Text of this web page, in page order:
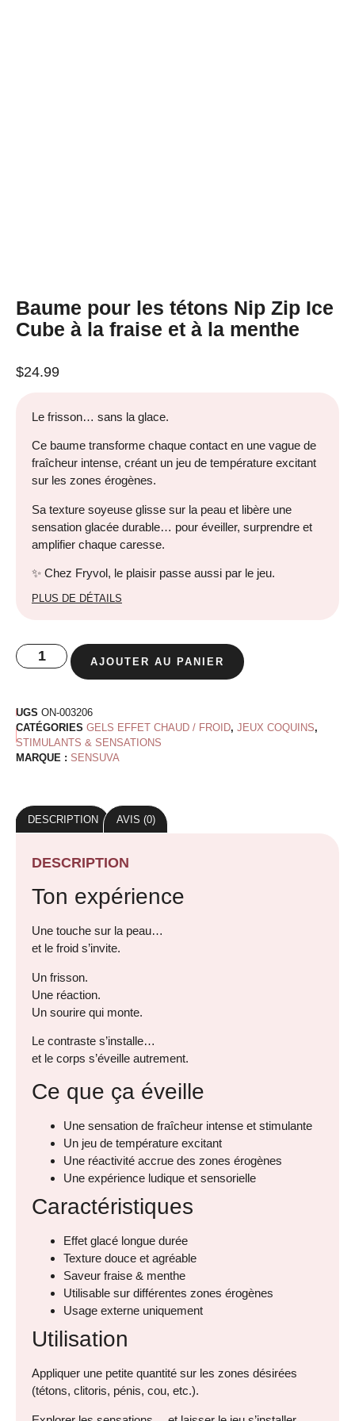
Baume pour les tétons Nip Zip Ice
Cube à la fraise et à la menthe
$24.99
Le frisson… sans la glace.
Ce baume transforme chaque contact en une vague de
fraîcheur intense, créant un jeu de température excitant
sur les zones érogènes.
Sa texture soyeuse glisse sur la peau et libère une
sensation glacée durable… pour éveiller, surprendre et
amplifier chaque caresse.
✨ Chez Fryvol, le plaisir passe aussi par le jeu.
PLUS DE DÉTAILS
AJOUTER AU PANIER
UGS ON-003206
CATÉGORIES GELS EFFET CHAUD / FROID, JEUX COQUINS,
STIMULANTS & SENSATIONS
MARQUE : SENSUVA
DESCRIPTION AVIS (0)
DESCRIPTION
Ton expérience
Une touche sur la peau…
et le froid s’invite.
Un frisson.
Une réaction.
Un sourire qui monte.
Le contraste s’installe…
et le corps s’éveille autrement.
Ce que ça éveille
Une sensation de fraîcheur intense et stimulante
Un jeu de température excitant
Une réactivité accrue des zones érogènes
Une expérience ludique et sensorielle
Caractéristiques
Effet glacé longue durée
Texture douce et agréable
Saveur fraise & menthe
Utilisable sur différentes zones érogènes
Usage externe uniquement
Utilisation
Appliquer une petite quantité sur les zones désirées
(tétons, clitoris, pénis, cou, etc.).